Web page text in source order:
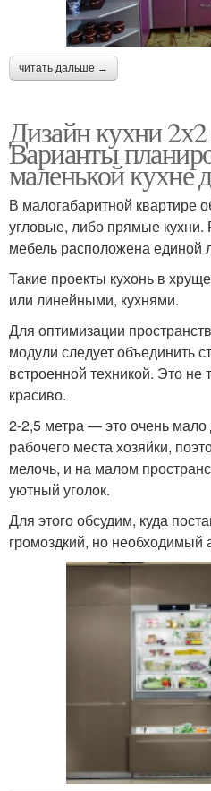
читать дальше →
Дизайн кухни
Варианты
маленькой кухне
В малогабаритной квартире
угловые, либо прямые кухни.
мебель расположена единой
Такие проекты кухонь в
или линейными, кухнями.
Для оптимизации
модули следует объединить
встроенной техникой. Это не
красиво.
2-2,5 метра — это очень мало
рабочего места хозяйки,
мелочь, и на малом
уютный уголок.
Для этого обсудим, куда
громоздкий, но необходимый